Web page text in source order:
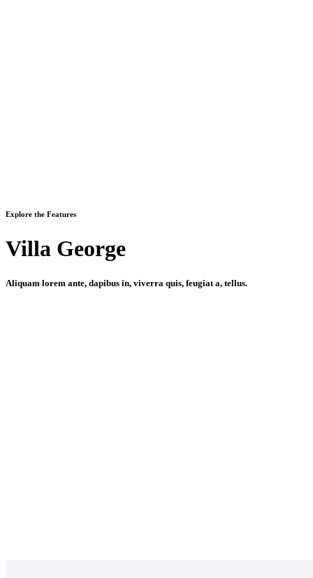
Explore the Features
Villa George
Aliquam lorem ante, dapibus in, viverra quis, feugiat a, tellus.